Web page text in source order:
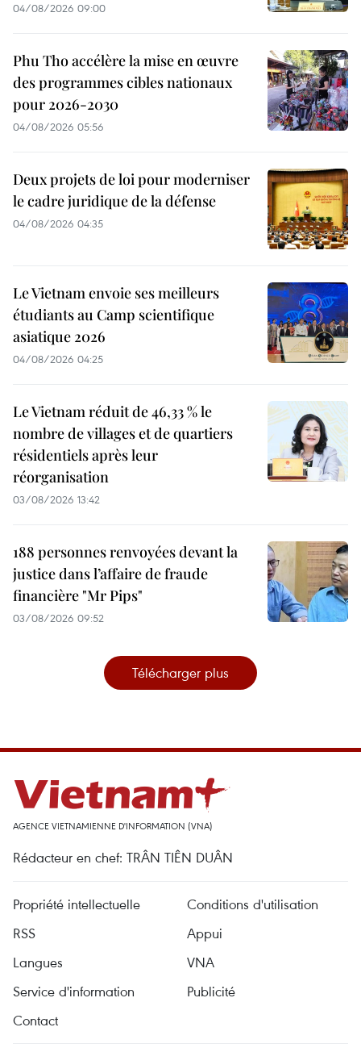
04/08/2026 09:00
Phu Tho accélère la mise en œuvre
des programmes cibles nationaux
pour 2026-2030
04/08/2026 05:56
Deux projets de loi pour moderniser
le cadre juridique de la défense
04/08/2026 04:35
Le Vietnam envoie ses meilleurs
étudiants au Camp scientifique
asiatique 2026
04/08/2026 04:25
Le Vietnam réduit de 46,33 % le
nombre de villages et de quartiers
résidentiels après leur
réorganisation
03/08/2026 13:42
188 personnes renvoyées devant la
justice dans l’affaire de fraude
financière "Mr Pips"
03/08/2026 09:52
Télécharger plus
AGENCE VIETNAMIENNE D'INFORMATION (VNA)
Rédacteur en chef: TRÂN TIÊN DUÂN
Propriété intellectuelle
Conditions d'utilisation
RSS
Appui
Langues
VNA
Service d'information
Publicité
Contact